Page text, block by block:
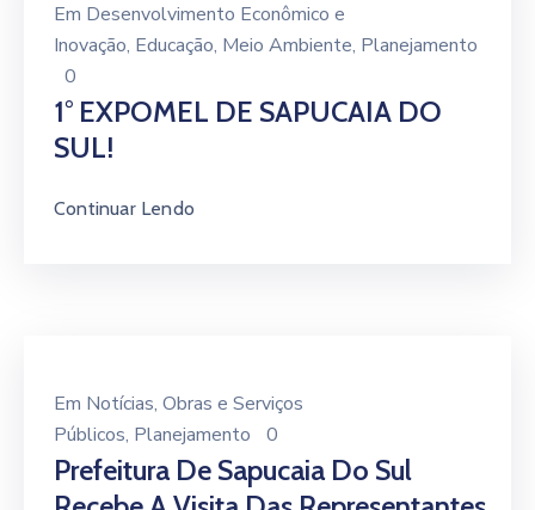
Em Desenvolvimento Econômico e
Inovação‚ Educação‚ Meio Ambiente‚ Planejamento
0
1° EXPOMEL DE SAPUCAIA DO
SUL!
Continuar Lendo
Em Notícias‚ Obras e Serviços
Públicos‚ Planejamento 0
Prefeitura De Sapucaia Do Sul